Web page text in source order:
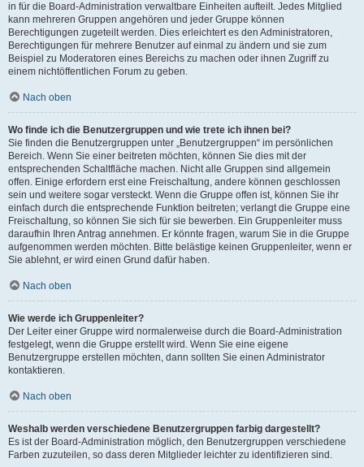
in für die Board-Administration verwaltbare Einheiten aufteilt. Jedes Mitglied
kann mehreren Gruppen angehören und jeder Gruppe können
Berechtigungen zugeteilt werden. Dies erleichtert es den Administratoren,
Berechtigungen für mehrere Benutzer auf einmal zu ändern und sie zum
Beispiel zu Moderatoren eines Bereichs zu machen oder ihnen Zugriff zu
einem nichtöffentlichen Forum zu geben.
Nach oben
Wo finde ich die Benutzergruppen und wie trete ich ihnen bei?
Sie finden die Benutzergruppen unter „Benutzergruppen“ im persönlichen
Bereich. Wenn Sie einer beitreten möchten, können Sie dies mit der
entsprechenden Schaltfläche machen. Nicht alle Gruppen sind allgemein
offen. Einige erfordern erst eine Freischaltung, andere können geschlossen
sein und weitere sogar versteckt. Wenn die Gruppe offen ist, können Sie ihr
einfach durch die entsprechende Funktion beitreten; verlangt die Gruppe eine
Freischaltung, so können Sie sich für sie bewerben. Ein Gruppenleiter muss
daraufhin Ihren Antrag annehmen. Er könnte fragen, warum Sie in die Gruppe
aufgenommen werden möchten. Bitte belästige keinen Gruppenleiter, wenn er
Sie ablehnt, er wird einen Grund dafür haben.
Nach oben
Wie werde ich Gruppenleiter?
Der Leiter einer Gruppe wird normalerweise durch die Board-Administration
festgelegt, wenn die Gruppe erstellt wird. Wenn Sie eine eigene
Benutzergruppe erstellen möchten, dann sollten Sie einen Administrator
kontaktieren.
Nach oben
Weshalb werden verschiedene Benutzergruppen farbig dargestellt?
Es ist der Board-Administration möglich, den Benutzergruppen verschiedene
Farben zuzuteilen, so dass deren Mitglieder leichter zu identifizieren sind.